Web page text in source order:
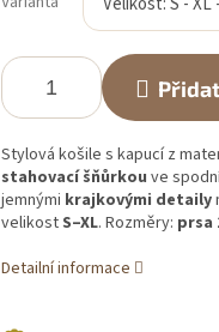
Stylová košile s kapucí z
stahovací šňůrkou ve
jemnými krajkovými detaily
velikostS–XL. Rozměry: prsa
Detailní informace